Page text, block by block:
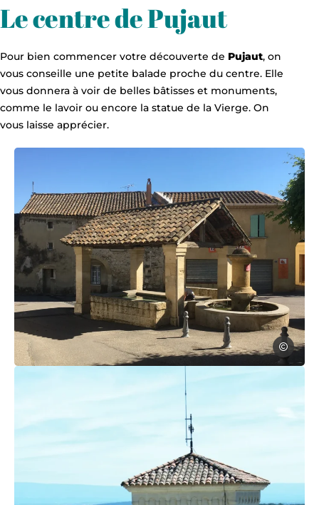
Le centre de Pujaut
Pour bien commencer votre découverte de Pujaut, on
vous conseille une petite balade proche du centre. Elle
vous donnera à voir de belles bâtisses et monuments,
comme le lavoir ou encore la statue de la Vierge. On
vous laisse apprécier.
lavoir pujaut, © DavidL
DavidL